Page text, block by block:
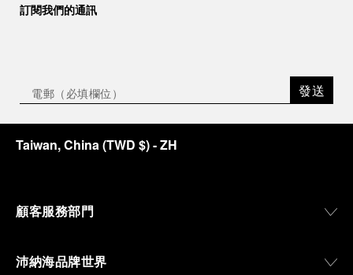
訂閱我們的通訊
發送
Taiwan, China(TWD $)- ZH
顧客服務部門
沛納海品牌世界